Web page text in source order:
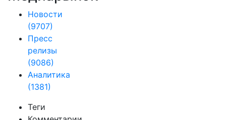
Новости
(9707)
Пресс
релизы
(9086)
Аналитика
(1381)
Теги